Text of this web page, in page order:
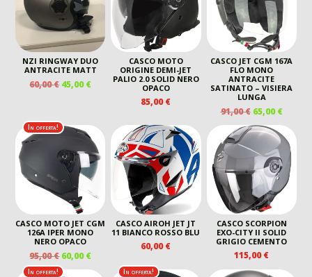
NZI RINGWAY DUO
ANTRACITE MATT
60,00€ IL
ERA:
60,00 €.
45,00€IL
45,00 €.
CASCO MOTO
ORIGINE DEMI-JET
PALIO 2.0 SOLID NERO
OPACO
85,00€
CASCO JET CGM 167A
FLO MONO
ANTRACITE
SATINATO – VISIERA
LUNGA
91,00€ IL
PREZZO
ORIGINALE
ERA:
91,00 €.
65,00€IL
È:
65,00
In offerta!
CASCO MOTO JET CGM
126A IPER MONO
NERO OPACO
95,00€ IL
PREZZO
60,00€IL
PREZZO
CASCO AIROH JET JT
11 BIANCO ROSSO BLU
60,00€
CASCO SCORPION
EXO-CITY II SOLID
GRIGIO CEMENTO
115,00€
In offerta! In offerta!